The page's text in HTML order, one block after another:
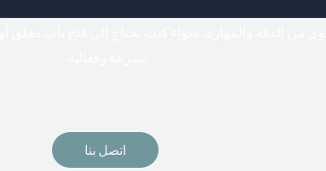
من الدقة والمهارة. سواء كنت تحتاج إلى فتح باب مغلق
اتصل بنا